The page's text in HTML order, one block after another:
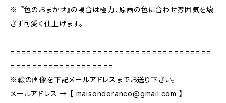
※ 『色のおまかせ』の場合は極力、原画の色に合わせ雰囲気を壊
さず可愛く仕上げます。
=====================================
===================
※絵の画像を下記メールアドレスまでお送り下さい。
メールアドレス → 【 maisonderanco@gmail.com 】